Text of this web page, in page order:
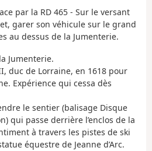
par la RD 465 - Sur le versant
garer son véhicule sur le grand
au dessus de la Jumenterie.
Jumenterie.
duc de Lorraine, en 1618 pour
Expérience qui cessa dès
le sentier (balisage Disque
qui passe derrière l’enclos de la
à travers les pistes de ski
équestre de Jeanne d’Arc.